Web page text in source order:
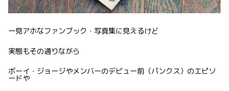
一見アホなファンブック・写真集に見えるけど
実態もその通りながら
ボーイ・ジョージやメンバーのデビュー前（パンクス）のエピソ
ードや